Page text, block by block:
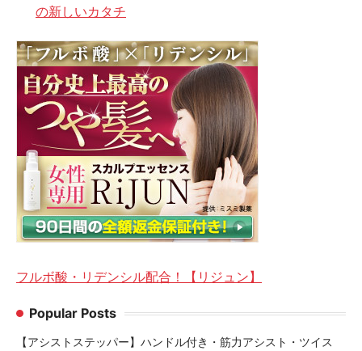
の新しいカタチ
フルボ酸・リデンシル配合！【リジュン】
Popular Posts
【アシストステッパー】ハンドル付き・筋力アシスト・ツイス